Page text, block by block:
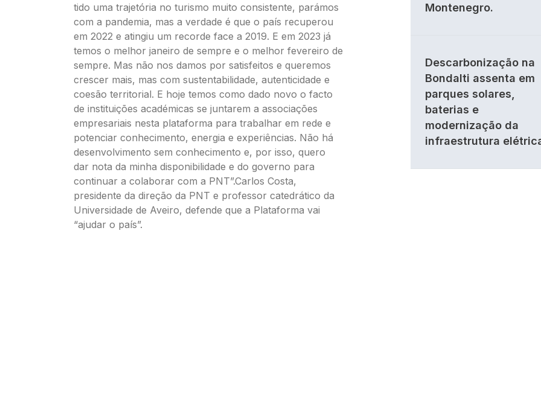
tido uma trajetória no turismo muito consistente, parámos
com a pandemia, mas a verdade é que o país recuperou
em 2022 e atingiu um recorde face a 2019. E em 2023 já
temos o melhor janeiro de sempre e o melhor fevereiro de
sempre. Mas não nos damos por satisfeitos e queremos
crescer mais, mas com sustentabilidade, autenticidade e
coesão territorial. E hoje temos como dado novo o facto
de instituições académicas se juntarem a associações
empresariais nesta plataforma para trabalhar em rede e
potenciar conhecimento, energia e experiências. Não há
desenvolvimento sem conhecimento e, por isso, quero
dar nota da minha disponibilidade e do governo para
continuar a colaborar com a PNT”.Carlos Costa,
presidente da direção da PNT e professor catedrático da
Universidade de Aveiro, defende que a Plataforma vai
“ajudar o país”.
Montenegro.
Descarbonização na
Bondalti assenta em
parques solares,
baterias e
modernização da
infraestrutura